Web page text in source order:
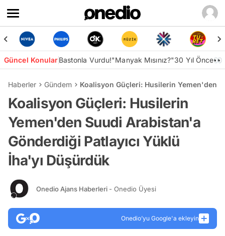
Güncel KonularBastonla Vurdu!"Manyak Mısınız?"30 Yıl Önce👀
Haberler Gündem Koalisyon Güçleri: Husilerin Yemen'den
Koalisyon Güçleri: Husilerin
Yemen'den Suudi Arabistan'a
Gönderdiği Patlayıcı Yüklü
İha'yı Düşürdük
Onedio Ajans Haberleri - Onedio Üyesi
Onedio’yu Google'a ekleyin